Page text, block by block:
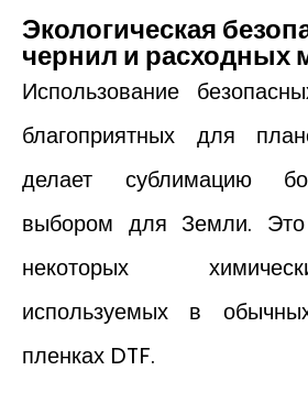
Экологическая
чернил и расходных
Использование
благоприятных для
делает сублимацию
выбором для Земли. Это
некоторых
используемых в
пленках DTF.